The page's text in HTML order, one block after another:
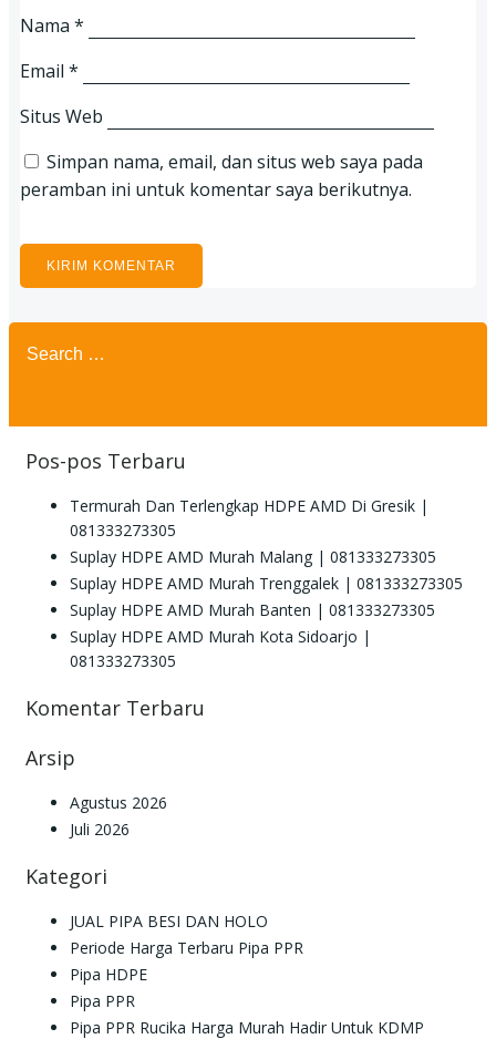
Nama *
Email *
Situs Web
Simpan nama, email, dan situs web saya pada
peramban ini untuk komentar saya berikutnya.
Search
for:
Pos-pos Terbaru
Termurah Dan Terlengkap HDPE AMD Di Gresik |
081333273305
Suplay HDPE AMD Murah Malang | 081333273305
Suplay HDPE AMD Murah Trenggalek | 081333273305
Suplay HDPE AMD Murah Banten | 081333273305
Suplay HDPE AMD Murah Kota Sidoarjo |
081333273305
Komentar Terbaru
Arsip
Agustus 2026
Juli 2026
Kategori
JUAL PIPA BESI DAN HOLO
Periode Harga Terbaru Pipa PPR
Pipa HDPE
Pipa PPR
Pipa PPR Rucika Harga Murah Hadir Untuk KDMP